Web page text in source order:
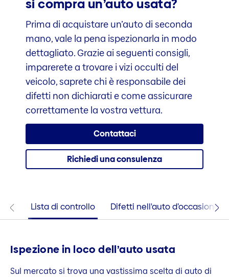
si compra un’auto usata?
Prima di acquistare un’auto di seconda
mano, vale la pena ispezionarla in modo
dettagliato. Grazie ai seguenti consigli,
imparerete a trovare i vizi occulti del
veicolo, saprete chi è responsabile dei
difetti non dichiarati e come assicurare
correttamente la vostra vettura.
Contattaci
Richiedi una consulenza
Lista di controllo Difetti nell'auto d’occasione
Ispezione in loco dell’auto usata
Sul mercato si trova una vastissima scelta di auto di